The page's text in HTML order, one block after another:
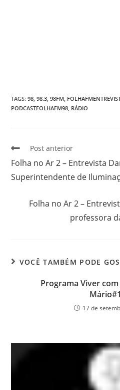
TAGS:98 98.3 98FM
PODCASTFOLHAFM98 RÁDIO
Post anterior
Folha no Ar 2 – Entrevista
Superintendente de
Folha no Ar 2 –
professora
VOCÊ TAMBÉM PODE
Programa Viver
17 de